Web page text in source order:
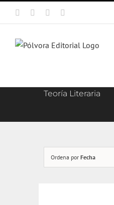
Facebook Instagram
Teoría Literaria
Ordena por Fecha